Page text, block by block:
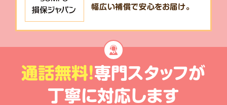
幅広い補償で安心をお届け。
通話無料!専門スタッフが
丁寧に対応します